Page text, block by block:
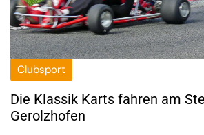
Clubsport
Die Klassik Karts fahren am
Gerolzhofen